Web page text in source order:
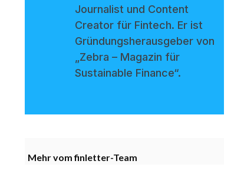
Journalist und Content
Creator für Fintech. Er ist
Gründungsherausgeber von
„Zebra – Magazin für
Sustainable Finance“.
Mehr vom finletter-Team